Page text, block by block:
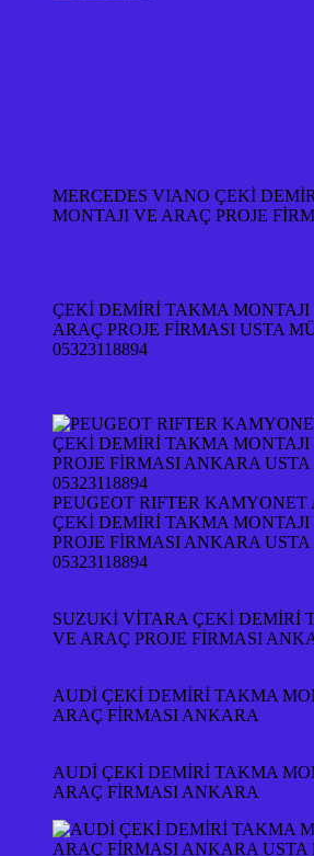
MERCEDES VIANO ÇEKİ
MONTAJI VE ARAÇ PROJE
ÇEKİ DEMİRİ TAKMA MONTAJI
ARAÇ PROJE FİRMASI USTA
05323118894
PEUGEOT RIFTER
ÇEKİ DEMİRİ TAKMA MONTAJI
PROJE FİRMASI ANKARA
05323118894
SUZUKİ VİTARA ÇEKİ DEMİRİ
VE ARAÇ PROJE FİRMASI
AUDİ ÇEKİ DEMİRİ TAKMA
ARAÇ FİRMASI ANKARA
AUDİ ÇEKİ DEMİRİ TAKMA
ARAÇ FİRMASI ANKARA